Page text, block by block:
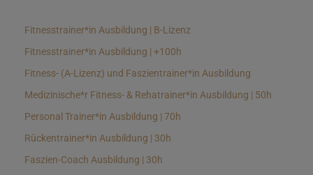
Fitnesstrainer*in Ausbildung | B-Lizenz
Fitnesstrainer*in Ausbildung | +100h
Fitness- (A-Lizenz) und Faszientrainer*in Ausbildung
Medizinische*r Fitness- & Rehatrainer*in Ausbildung | 50h
Personal Trainer*in Ausbildung | 70h
Rückentrainer*in Ausbildung | 30h
Faszien-Coach Ausbildung | 30h